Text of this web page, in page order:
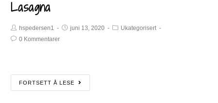
Lasagna
hspedersen1 juni 13, 2020
Ukategorisert
0 Kommentarer
FORTSETT Å LESE